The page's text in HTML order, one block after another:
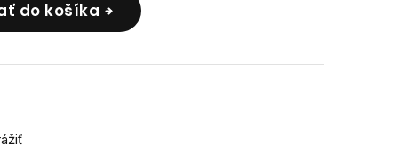
do košíka